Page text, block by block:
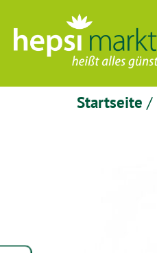
Startseite /